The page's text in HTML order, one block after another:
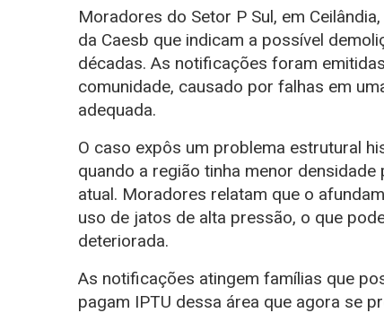
Moradores do Setor P Sul, em
da Caesb que indicam a possível
décadas. As notificações foram
comunidade, causado por falhas em
adequada.
O caso expôs um problema estrutural
quando a região tinha menor
atual. Moradores relatam que o
uso de jatos de alta pressão, o que
deteriorada.
As notificações atingem famílias que
pagam IPTU dessa área que agora se